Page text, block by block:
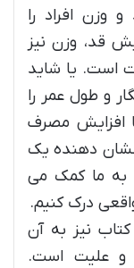
وزن افراد را
قد، وزن نیز
است. یا شاید
و طول عمر را
افزایش مصرف
دهنده یک
به ما کمک می
درک کنیم.
نیز به آن
و علیت است.